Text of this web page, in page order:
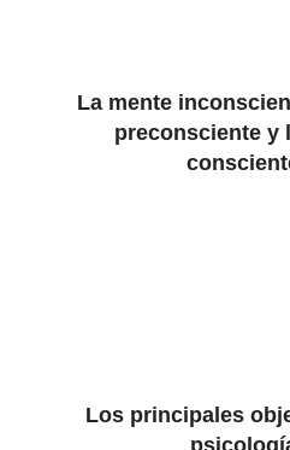
La mente
preconsciente y
Los principales